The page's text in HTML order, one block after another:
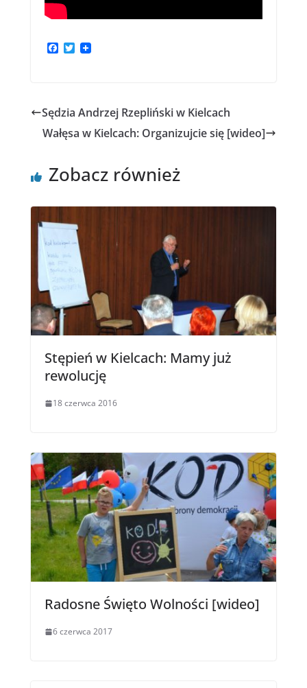
F
o
k
T
r
Sędzia Andrzej Rzepliński w Kielcach
Wałęsa w Kielcach: Organizujcie się [wideo]
Zobacz również
Stępień w Kielcach: Mamy już
rewolucję
18 czerwca 2016
Radosne Święto Wolności [wideo]
6 czerwca 2017